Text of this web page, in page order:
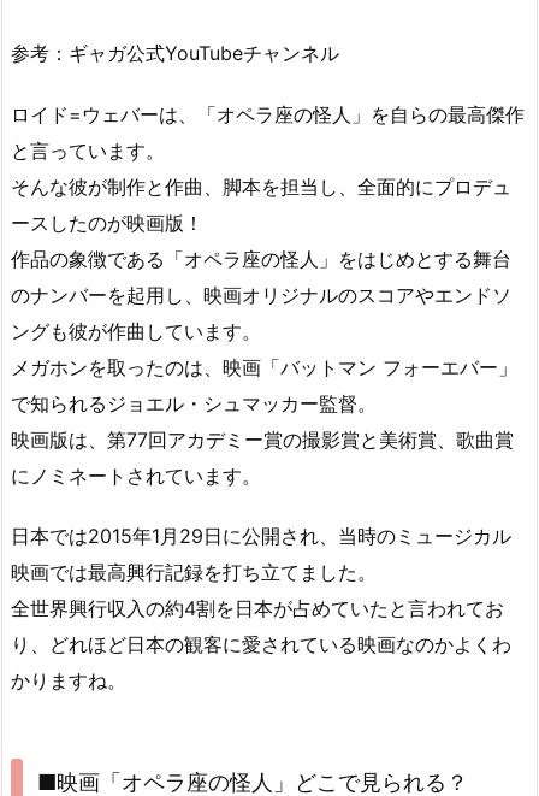
参考：ギャガ公式YouTubeチャンネル
ロイド=ウェバーは、「オペラ座の怪人」を自らの最高傑作
と言っています。
そんな彼が制作と作曲、脚本を担当し、全面的にプロデュ
ースしたのが映画版！
作品の象徴である「オペラ座の怪人」をはじめとする舞台
のナンバーを起用し、映画オリジナルのスコアやエンドソ
ングも彼が作曲しています。
メガホンを取ったのは、映画「バットマン フォーエバー」
で知られるジョエル・シュマッカー監督。
映画版は、第77回アカデミー賞の撮影賞と美術賞、歌曲賞
にノミネートされています。
日本では2015年1月29日に公開され、当時のミュージカル
映画では最高興行記録を打ち立てました。
全世界興行収入の約4割を日本が占めていたと言われてお
り、どれほど日本の観客に愛されている映画なのかよくわ
かりますね。
■映画「オペラ座の怪人」どこで見られる？